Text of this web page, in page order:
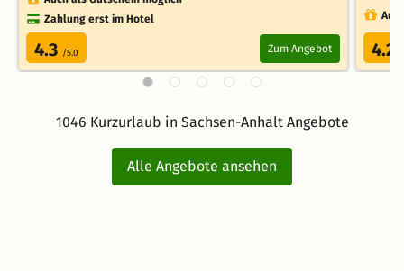
Zahlung erst im Hotel
4.3 /5.0 Zum Angebot 4.2
1046 Kurzurlaub in Sachsen-Anhalt Angebote
Alle Angebote ansehen